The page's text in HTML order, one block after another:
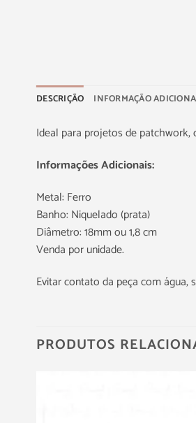
DESCRIÇÃO INFORMAÇÃO
Ideal para projetos de patchwork,
Informações Adicionais:
Metal: Ferro
Banho: Niquelado (prata)
Diâmetro: 18mm ou 1,8 cm
Venda por unidade.
Evitar contato da peça com água,
PRODUTOS